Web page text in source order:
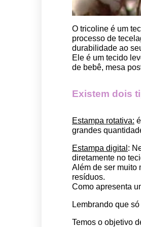
O tricoline é um
processo de
durabilidade ao
Ele é um tecido
de bebê, mesa
Existem dois
Estampa rotativa:
grandes
Estampa digital :
diretamente no
Além de ser muito
resíduos.
Como apresenta
Lembrando que
Temos o objetivo